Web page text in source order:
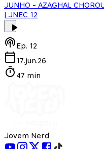
JUNHO - AZAGHAL
| JNEC 12
Ep. 12
17.jun.26
47 min
Jovem Nerd